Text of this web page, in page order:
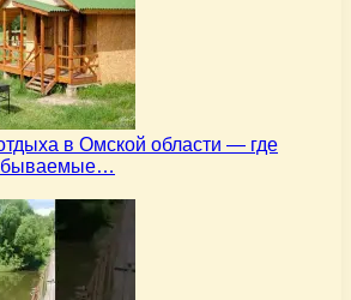
в Омской области — где